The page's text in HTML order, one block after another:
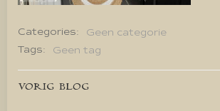
Categories:
Geen categorie
Tags:
Geen tag
Bericht
VORIG BLOG